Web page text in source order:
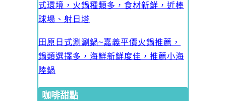
式環境，火鍋種類多，食材新鮮，近棒
球場、射日塔
田原日式涮涮鍋~嘉義平價火鍋推薦，
鍋類選擇多，海鮮新鮮度佳，推薦小海
陸鍋
咖啡甜點